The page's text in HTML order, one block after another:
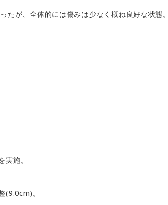
たが、全体的には傷みは少なく概ね良好な状態。
施。
(9.0cm)。